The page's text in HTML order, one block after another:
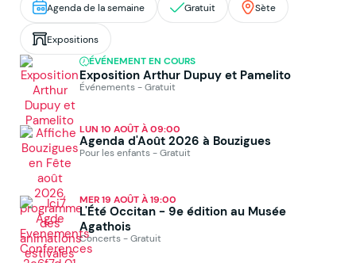
Agenda de la semaine Gratuit Sète
Expositions
ÉVÉNEMENT EN COURS
Exposition Arthur Dupuy et Pamelito
Événements - Gratuit
LUN 10 AOÛT À 09:00
Agenda d'Août 2026 à Bouzigues
Pour les enfants - Gratuit
MER 19 AOÛT À 19:00
L'Été Occitan - 9e édition au Musée
Agathois
Concerts - Gratuit